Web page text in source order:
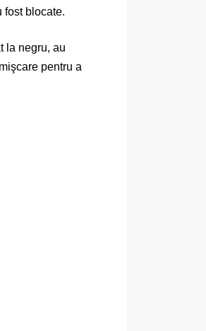
fost blocate.
la negru, au
pentru a